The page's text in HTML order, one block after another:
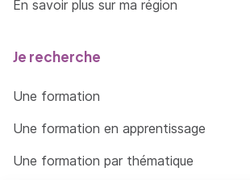
En savoir plus sur ma région
Je recherche
Une formation
Une formation en apprentissage
Une formation par thématique